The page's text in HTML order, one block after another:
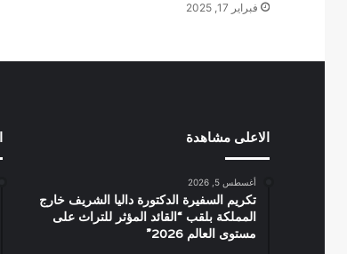
فبراير 17, 2025
الاعلى مشاهدة
أغسطس 5, 2026
تكريم السفيرة الدكتورة داليا الشريف خارج
المملكة بلقب “القائد المؤثر للتراث على
مستوى العالم 2026”